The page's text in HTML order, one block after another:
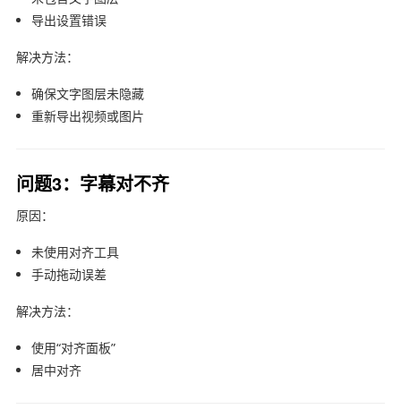
导出设置错误
解决方法：
确保文字图层未隐藏
重新导出视频或图片
问题3：字幕对不齐
原因：
未使用对齐工具
手动拖动误差
解决方法：
使用“对齐面板”
居中对齐